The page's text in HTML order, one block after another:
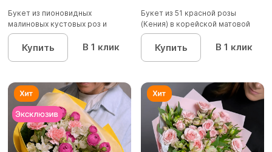
Букет из пионовидных
малиновых кустовых роз и
альстроме...
Купить В 1 клик
Букет из 51 красной розы
(Кения) в корейской матовой
уп...
Купить В 1 клик